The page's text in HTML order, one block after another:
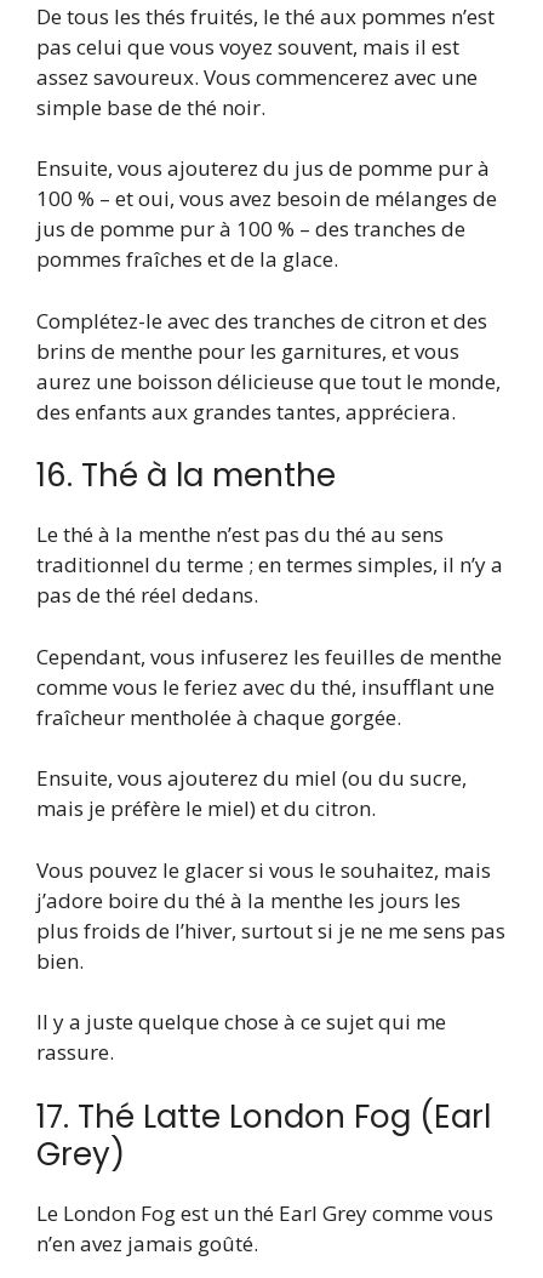
De tous les thés fruités, le thé aux pommes n’est
pas celui que vous voyez souvent, mais il est
assez savoureux. Vous commencerez avec une
simple base de thé noir.
Ensuite, vous ajouterez du jus de pomme pur à
100 % – et oui, vous avez besoin de mélanges de
jus de pomme pur à 100 % – des tranches de
pommes fraîches et de la glace.
Complétez-le avec des tranches de citron et des
brins de menthe pour les garnitures, et vous
aurez une boisson délicieuse que tout le monde,
des enfants aux grandes tantes, appréciera.
16. Thé à la menthe
Le thé à la menthe n’est pas du thé au sens
traditionnel du terme ; en termes simples, il n’y a
pas de thé réel dedans.
Cependant, vous infuserez les feuilles de menthe
comme vous le feriez avec du thé, insufflant une
fraîcheur mentholée à chaque gorgée.
Ensuite, vous ajouterez du miel (ou du sucre,
mais je préfère le miel) et du citron.
Vous pouvez le glacer si vous le souhaitez, mais
j’adore boire du thé à la menthe les jours les
plus froids de l’hiver, surtout si je ne me sens pas
bien.
Il y a juste quelque chose à ce sujet qui me
rassure.
17. Thé Latte London Fog (Earl
Grey)
Le London Fog est un thé Earl Grey comme vous
n’en avez jamais goûté.